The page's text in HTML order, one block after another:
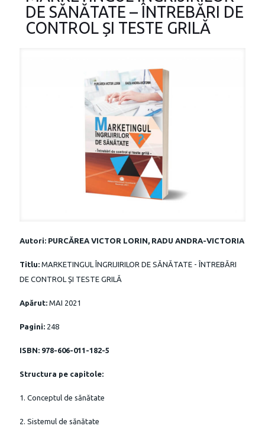
DE SĂNĂTATE – ÎNTREBĂRI DE
CONTROL ȘI TESTE GRILĂ
Autori: PURCĂREA VICTOR LORIN, RADU ANDRA-VICTORIA
Titlu: MARKETINGUL ÎNGRIJIRILOR DE SĂNĂTATE - ÎNTREBĂRI
DE CONTROL ȘI TESTE GRILĂ
Apărut: MAI 2021
Pagini: 248
ISBN: 978-606-011-182-5
Structura pe capitole:
1. Conceptul de sănătate
2. Sistemul de sănătate